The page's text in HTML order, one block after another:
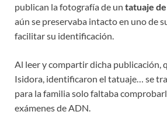
publican la fotografía de un tatuaje
aún se preservaba intacto en uno de
facilitar su identificación.
Al leer y compartir dicha publicación,
Isidora, identificaron el tatuaje… se
para la familia solo faltaba
exámenes de ADN.